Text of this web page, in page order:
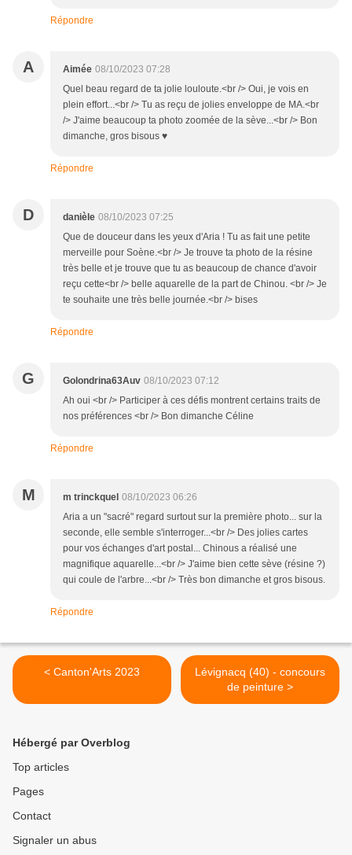
Répondre
A Aimée 08/10/2023 07:28
Quel beau regard de ta jolie louloute.<br /> Oui, je vois en
plein effort...<br /> Tu as reçu de jolies enveloppe de MA.<br
/> J'aime beaucoup ta photo zoomée de la sève...<br /> Bon
dimanche, gros bisous ♥
Répondre
D danièle 08/10/2023 07:25
Que de douceur dans les yeux d'Aria ! Tu as fait une petite
merveille pour Soène.<br /> Je trouve ta photo de la résine
très belle et je trouve que tu as beaucoup de chance d'avoir
reçu cette<br /> belle aquarelle de la part de Chinou. <br /> Je
te souhaite une très belle journée.<br /> bises
Répondre
G Golondrina63Auv 08/10/2023 07:12
Ah oui <br /> Participer à ces défis montrent certains traits de
nos préférences <br /> Bon dimanche Céline
Répondre
M m trinckquel 08/10/2023 06:26
Aria a un "sacré" regard surtout sur la première photo... sur la
seconde, elle semble s'interroger...<br /> Des jolies cartes
pour vos échanges d'art postal... Chinous a réalisé une
magnifique aquarelle...<br /> J'aime bien cette sève (résine ?)
qui coule de l'arbre...<br /> Très bon dimanche et gros bisous.
Répondre
< Canton'Arts 2023
Lévignacq (40) - concours
de peinture >
Hébergé par Overblog
Top articles
Pages
Contact
Signaler un abus